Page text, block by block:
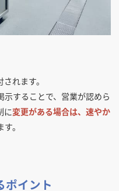
れます。
することで、営業が認めら
に変更がある場合は、速やか
。
ポイント